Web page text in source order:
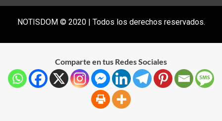
NOTISDOM © 2020 | Todos los derechos reservados.
Comparte en tus Redes Sociales